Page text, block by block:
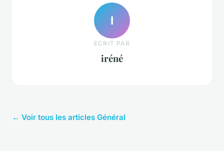
I
ECRIT PAR
iréné
← Voir tous les articles Général